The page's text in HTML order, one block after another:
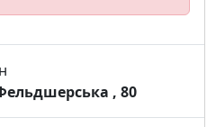
, 80